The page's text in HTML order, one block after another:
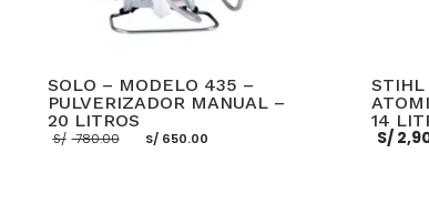
SOLO – MODELO 435 –
PULVERIZADOR MANUAL –
20 LITROS
S/ 780.00 El
precio
S/650.00
14
S/